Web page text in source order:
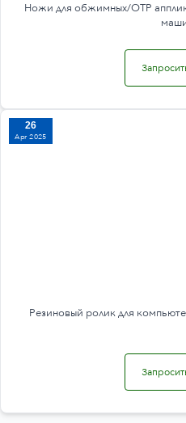
Ножи для обжимных/OTP
26
Apr 2025
Резиновый ролик для